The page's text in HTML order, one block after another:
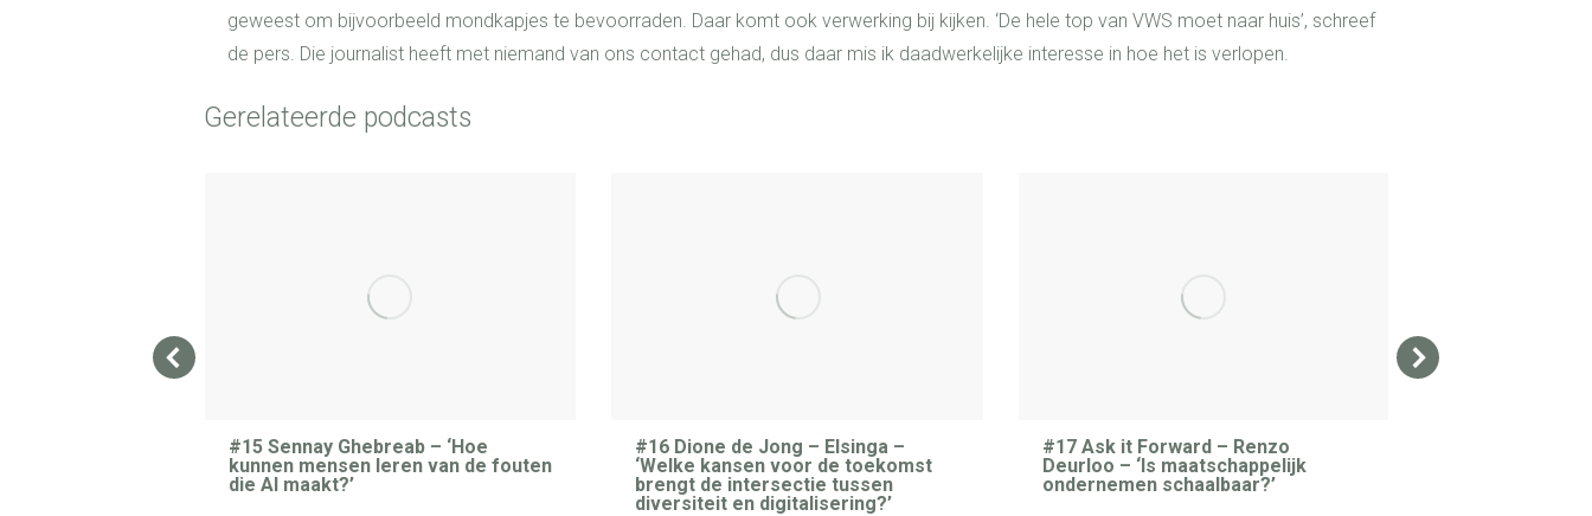
geweest om bijvoorbeeld mondkapjes te bevoorraden. Daar komt ook verwerking bij kijken. ‘De hele top van VWS moet naar huis’, schreef
de pers. Die journalist heeft met niemand van ons contact gehad, dus daar mis ik daadwerkelijke interesse in hoe het is verlopen.
Gerelateerde podcasts
#15 Sennay Ghebreab – ‘Hoe
kunnen mensen leren van de fouten
die AI maakt?’
#16 Dione de Jong – Elsinga –
‘Welke kansen voor de toekomst
brengt de intersectie tussen
diversiteit en digitalisering?’
#17 Ask it Forward – Renzo
Deurloo – ‘Is maatschappelijk
ondernemen schaalbaar?’